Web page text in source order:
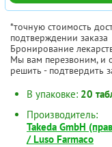
*точную стоимость
подтверждении заказа
Бронирование
Мы вам перезвоним, и
решить - подтвердить
В упаковке: 20
Производитель:
Takeda GmbH
/ Luso Farmaco